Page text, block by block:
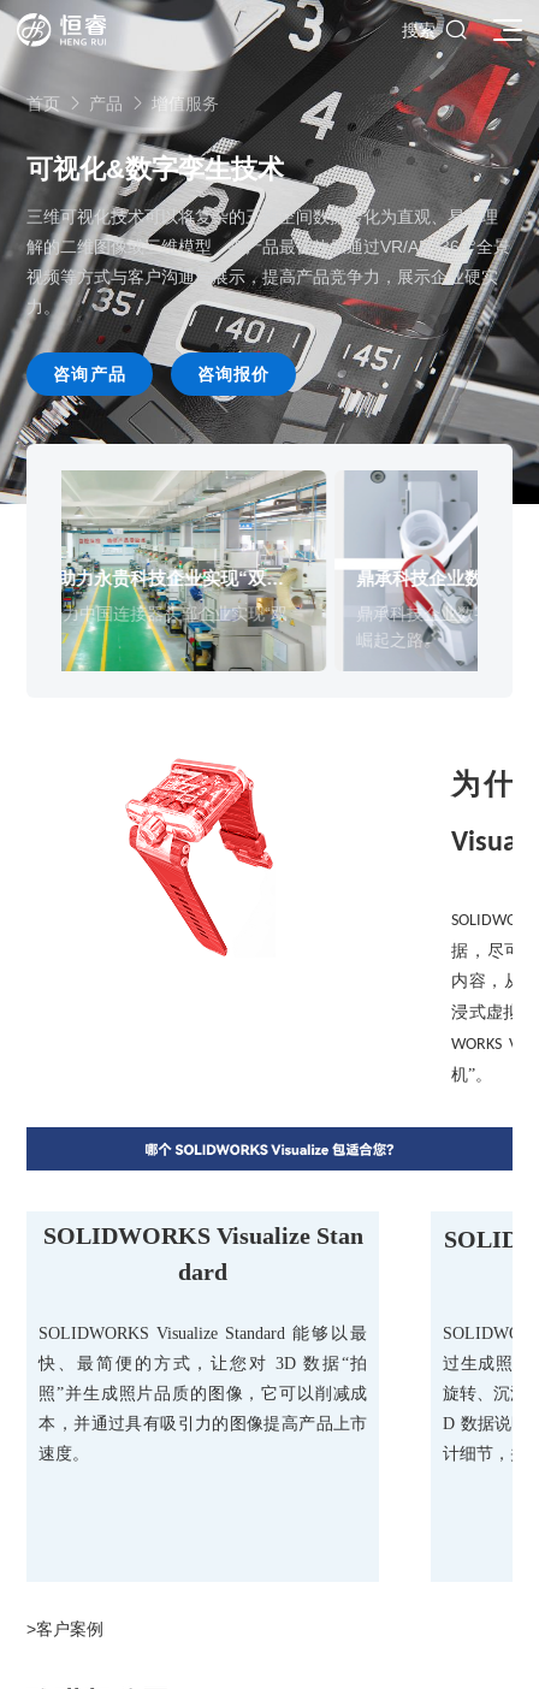
SOLIDWORKS研发设计
SOLIDWORKS 3D CAD
SOLIDWORKS 2D CAD
SOLIDWORKS 3D电气设计
SIMULATION结构仿真分析
多学科仿真
了解SIMULIA多学科仿真应用
CST电磁仿真
Abaqus有限元仿真分析
 查看全部
3DEXPERIENCE云平台
什么是3DEXPERIENCE平台？
3DEXPERIENCE on the Cloud
推荐项目
ENOVIA产品全生命周期管理（PLM）
SOLIDWORKS PDM产品数据管理
推荐工具
DriveWorks参数化工具
SOLIDWORKS Inspection质量检验
​SOLIDWORKS Manage项目管理
DELMIA端到端ERP系统
 查看全部
增值服务-参数化
增值服务-标准化
可视化&数字孪生技术
Curtain e-locker(易锁)防止资料外泄系统
面向工业
船舶与海洋工程解决方案
汽车行业数字化解决方案
工程设备设计解决方案
航天航空行业解决方案
能源行业数字化解决方案
机械设备行业数字化解决方案
家居行业数字化解决方案
电气柜及电气行业数字化解决方案
面向公司与个人
公司类型
初创企业
企业家
面向学术界
教育工作者
研究人员
学生/初学者
产品的技术
最新版本
技术文章
系统要求
恒睿课堂
热门视频
精选视频
往期视频
走进西南培训中心
认证目录
在线培训
CSWP证书
推荐问答
SolidWorks采购指南：正版软件的成本构成与价值解析
SolidWorks代理商级别全解析：成都恒睿在西南区域凭
什么值得信赖？
SOLIDWORKS购买如何选择代理商？一文看懂避坑指南
3DEXPERIENCE 平台是什么？
SOLIDWORKS都有什么版本？哪个版本好用？
SOLIDWORKS仿真这块有必要学习吗？
招聘岗位
销售类
技术类
职能类
关于恒睿
公司简介
团队介绍
新闻资讯
公司动态
产品报价
获取SOLIDWORKS报价
联系我们
产品/服务
获取试用版
软件定制化开发
校企合作
购买学生版
搜索 
首页  产品  增值服务
可视化&数字孪生技术
三维可视化技术可以将复杂的三维空间数据转化为直观、易于理
解的二维图像或三维模型，把产品最佳效果通过VR/AR, 360°全景
视频等方式与客户沟通与展示，提高产品竞争力，展示企业硬实
力。
咨询产品 咨询报价
SOLIDWORKS助力永贵科技企业实现“双
智”转型
SOLIDWORKS助力中国连接器头部企业实现“双
智”转型
为什
据，尽可
内容，从
浸式虚拟
WORKS
机”。
SOLIDWORKS Visualize Stan
dard
SOLIDWORKS Visualize Standard 能够以最
快、最简便的方式，让您对 3D 数据“拍
照”并生成照片品质的图像，它可以削减成
本，并通过具有吸引力的图像提高产品上市
速度。
过生成照片
旋转、沉浸
D 数据说明
计细节，并
>客户案例